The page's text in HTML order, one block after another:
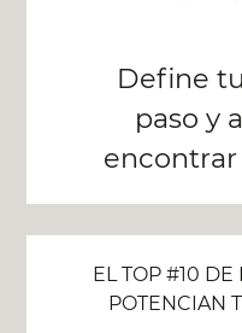
Define
paso y
encontrar
EL TOP #10
POTENCIAN